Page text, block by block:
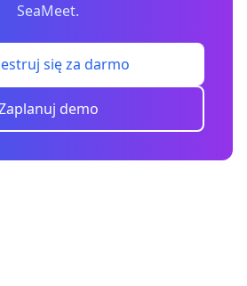
SeaMeet.
się za darmo
demo